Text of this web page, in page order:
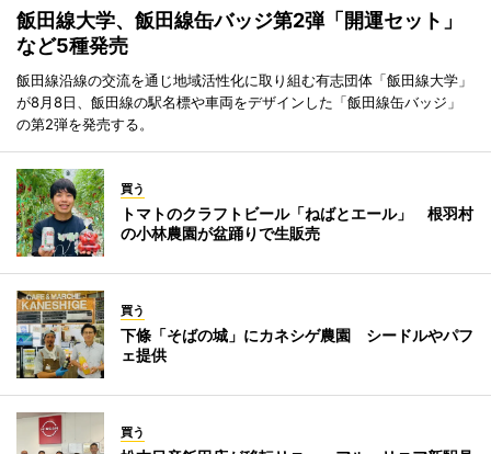
飯田線大学、飯田線缶バッジ第2弾「開運セット」
など5種発売
飯田線沿線の交流を通じ地域活性化に取り組む有志団体「飯田線大学」
が8月8日、飯田線の駅名標や車両をデザインした「飯田線缶バッジ」
の第2弾を発売する。
買う
トマトのクラフトビール「ねばとエール」 根羽村
の小林農園が盆踊りで生販売
買う
下條「そばの城」にカネシゲ農園 シードルやパフ
ェ提供
買う